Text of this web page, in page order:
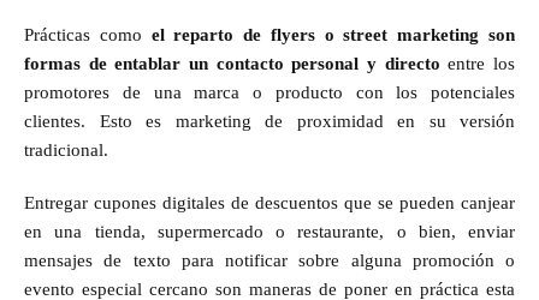
Prácticas como el reparto de flyers o street marketing son
formas de entablar un contacto personal y directo entre los
promotores de una marca o producto con los potenciales
clientes. Esto es marketing de proximidad en su versión
tradicional.
Entregar cupones digitales de descuentos que se pueden canjear
en una tienda, supermercado o restaurante, o bien, enviar
mensajes de texto para notificar sobre alguna promoción o
evento especial cercano son maneras de poner en práctica esta